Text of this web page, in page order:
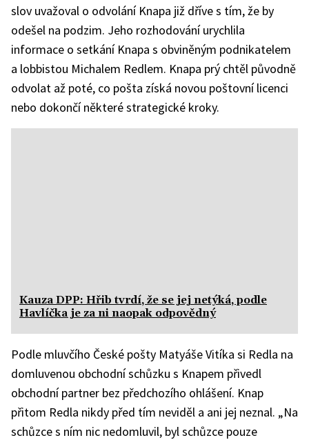
slov uvažoval o odvolání Knapa již dříve s tím, že by
odešel na podzim. Jeho rozhodování urychlila
informace o setkání Knapa s obviněným podnikatelem
a lobbistou Michalem Redlem. Knapa prý chtěl původně
odvolat až poté, co pošta získá novou poštovní licenci
nebo dokončí některé strategické kroky.
Kauza DPP: Hřib tvrdí, že se jej netýká, podle
Havlíčka je za ni naopak odpovědný
Podle mluvčího České pošty Matyáše Vitíka si Redla na
domluvenou obchodní schůzku s Knapem přivedl
obchodní partner bez předchozího ohlášení. Knap
přitom Redla nikdy před tím neviděl a ani jej neznal. „Na
schůzce s ním nic nedomluvil, byl schůzce pouze